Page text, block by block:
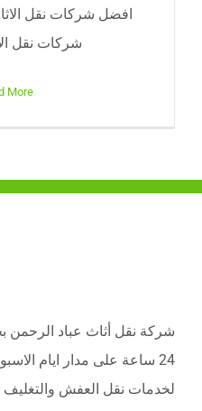
افضل شركات نقل
شركات نقل
More
شركة نقل أثاث عباد
24 ساعة على مدار ايام
لخدمات نقل العفش